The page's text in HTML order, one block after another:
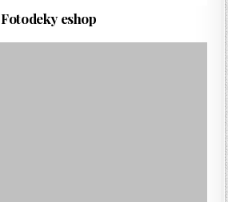
Fotodeky eshop